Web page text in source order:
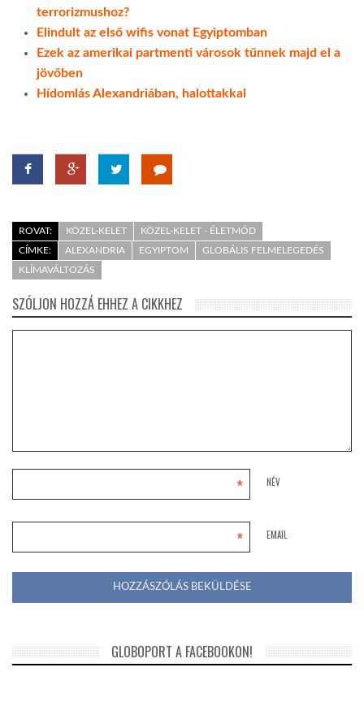
terrorizmushoz?
Elindult az első wifis vonat Egyiptomban
Ezek az amerikai partmenti városok tűnnek majd el a
jövőben
Hídomlás Alexandriában, halottakkal
ROVAT: KÖZEL-KELET
KÖZEL-KELET - ÉLETMÓD
CÍMKE:
ALEXANDRIA EGYIPTOM
GLOBÁLIS FELMELEGEDÉS
KLÍMAVÁLTOZÁS
SZÓLJON HOZZÁ EHHEZ A CIKKHEZ
NÉV
*
EMAIL
*
GLOBOPORT A FACEBOOKON!